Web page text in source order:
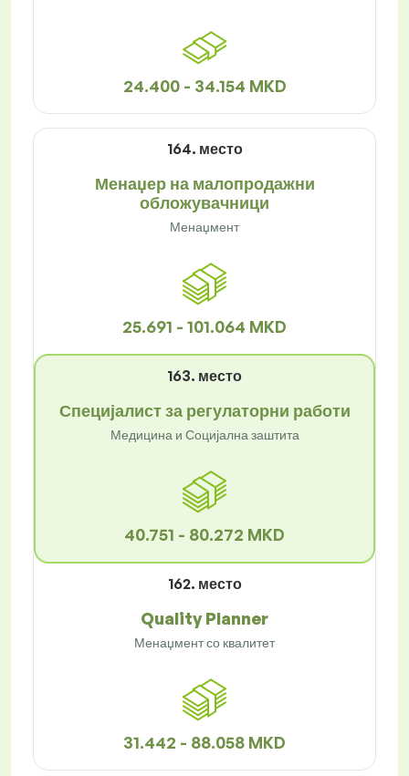
24.400 - 34.154 MKD
164. место
Менаџер на малопродажни
обложувачници
Менаџмент
25.691 - 101.064 MKD
163. место
Специјалист за регулаторни работи
Медицина и Социјална заштита
40.751 - 80.272 MKD
162. место
Quality Planner
Менаџмент со квалитет
31.442 - 88.058 MKD